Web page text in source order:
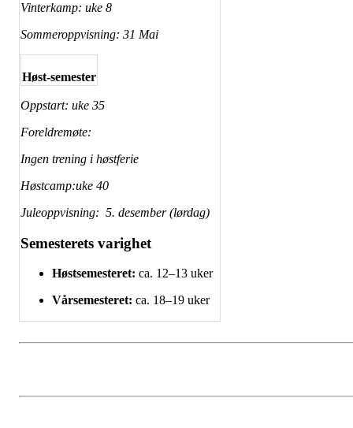
Vinterkamp: uke 8
Sommeroppvisning: 31 Mai
Høst-semester
Oppstart: uke 35
Foreldremøte:
Ingen trening i høstferie
Høstcamp:uke 40
Juleoppvisning: 5. desember (lørdag)
Semesterets varighet
Høstsemesteret: ca. 12–13 uker
Vårsemesteret: ca. 18–19 uker